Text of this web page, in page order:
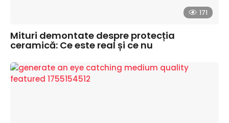
171
Mituri demontate despre protecția
ceramică: Ce este real și ce nu